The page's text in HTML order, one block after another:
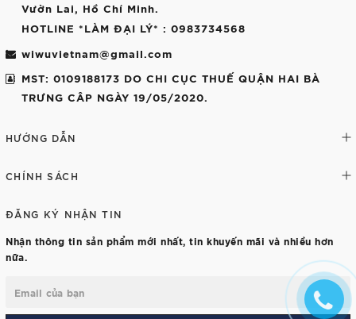
Vườn Lai, Hồ Chí Minh.
HOTLINE *LÀM ĐẠI LÝ* : 0983734568
wiwuvietnam@gmail.com
MST: 0109188173 DO CHI CỤC THUẾ QUẬN HAI BÀ
TRƯNG CÂP NGÀY 19/05/2020.
HƯỚNG DẪN
CHÍNH SÁCH
ĐĂNG KÝ NHẬN TIN
Nhận thông tin sản phẩm mới nhất, tin khuyến mãi và nhiều hơn
nữa.